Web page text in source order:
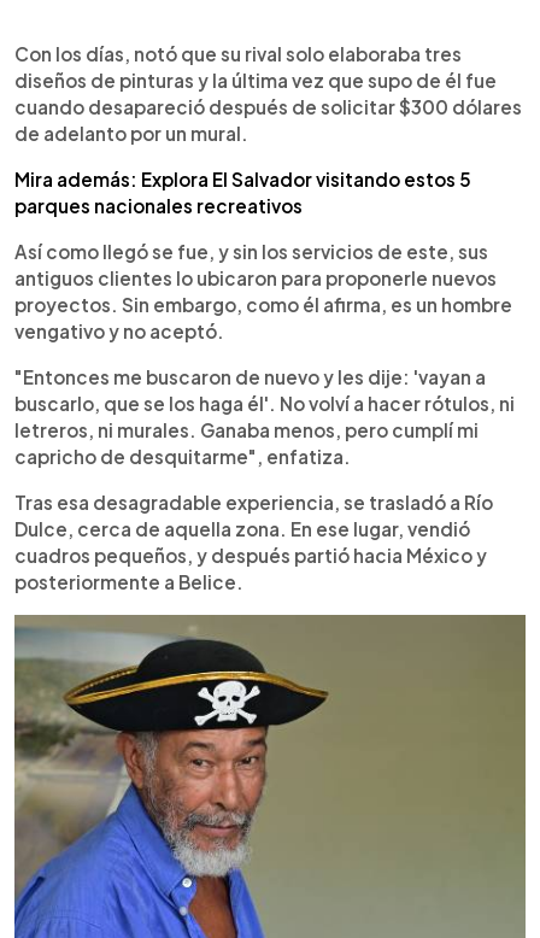
Con los días, notó que su rival solo elaboraba tres
diseños de pinturas y la última vez que supo de él fue
cuando desapareció después de solicitar $300 dólares
de adelanto por un mural.
Mira además: Explora El Salvador visitando estos 5
parques nacionales recreativos
Así como llegó se fue, y sin los servicios de este, sus
antiguos clientes lo ubicaron para proponerle nuevos
proyectos. Sin embargo, como él afirma, es un hombre
vengativo y no aceptó.
"Entonces me buscaron de nuevo y les dije: 'vayan a
buscarlo, que se los haga él'. No volví a hacer rótulos, ni
letreros, ni murales. Ganaba menos, pero cumplí mi
capricho de desquitarme", enfatiza.
Tras esa desagradable experiencia, se trasladó a Río
Dulce, cerca de aquella zona. En ese lugar, vendió
cuadros pequeños, y después partió hacia México y
posteriormente a Belice.